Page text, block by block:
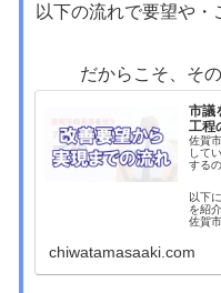
以下の流れで要望や・
だからこそ、そ
市議
工程
佐賀
して
する
以下
を紹
佐賀
chiwatamasaaki.com